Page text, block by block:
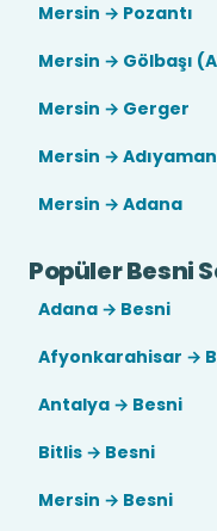
Mersin → Pozantı
Mersin → Gölbaşı
Mersin → Gerger
Mersin → Adıyaman
Mersin → Adana
Popüler Besni
Adana → Besni
Afyonkarahisar →
Antalya → Besni
Bitlis → Besni
Mersin → Besni